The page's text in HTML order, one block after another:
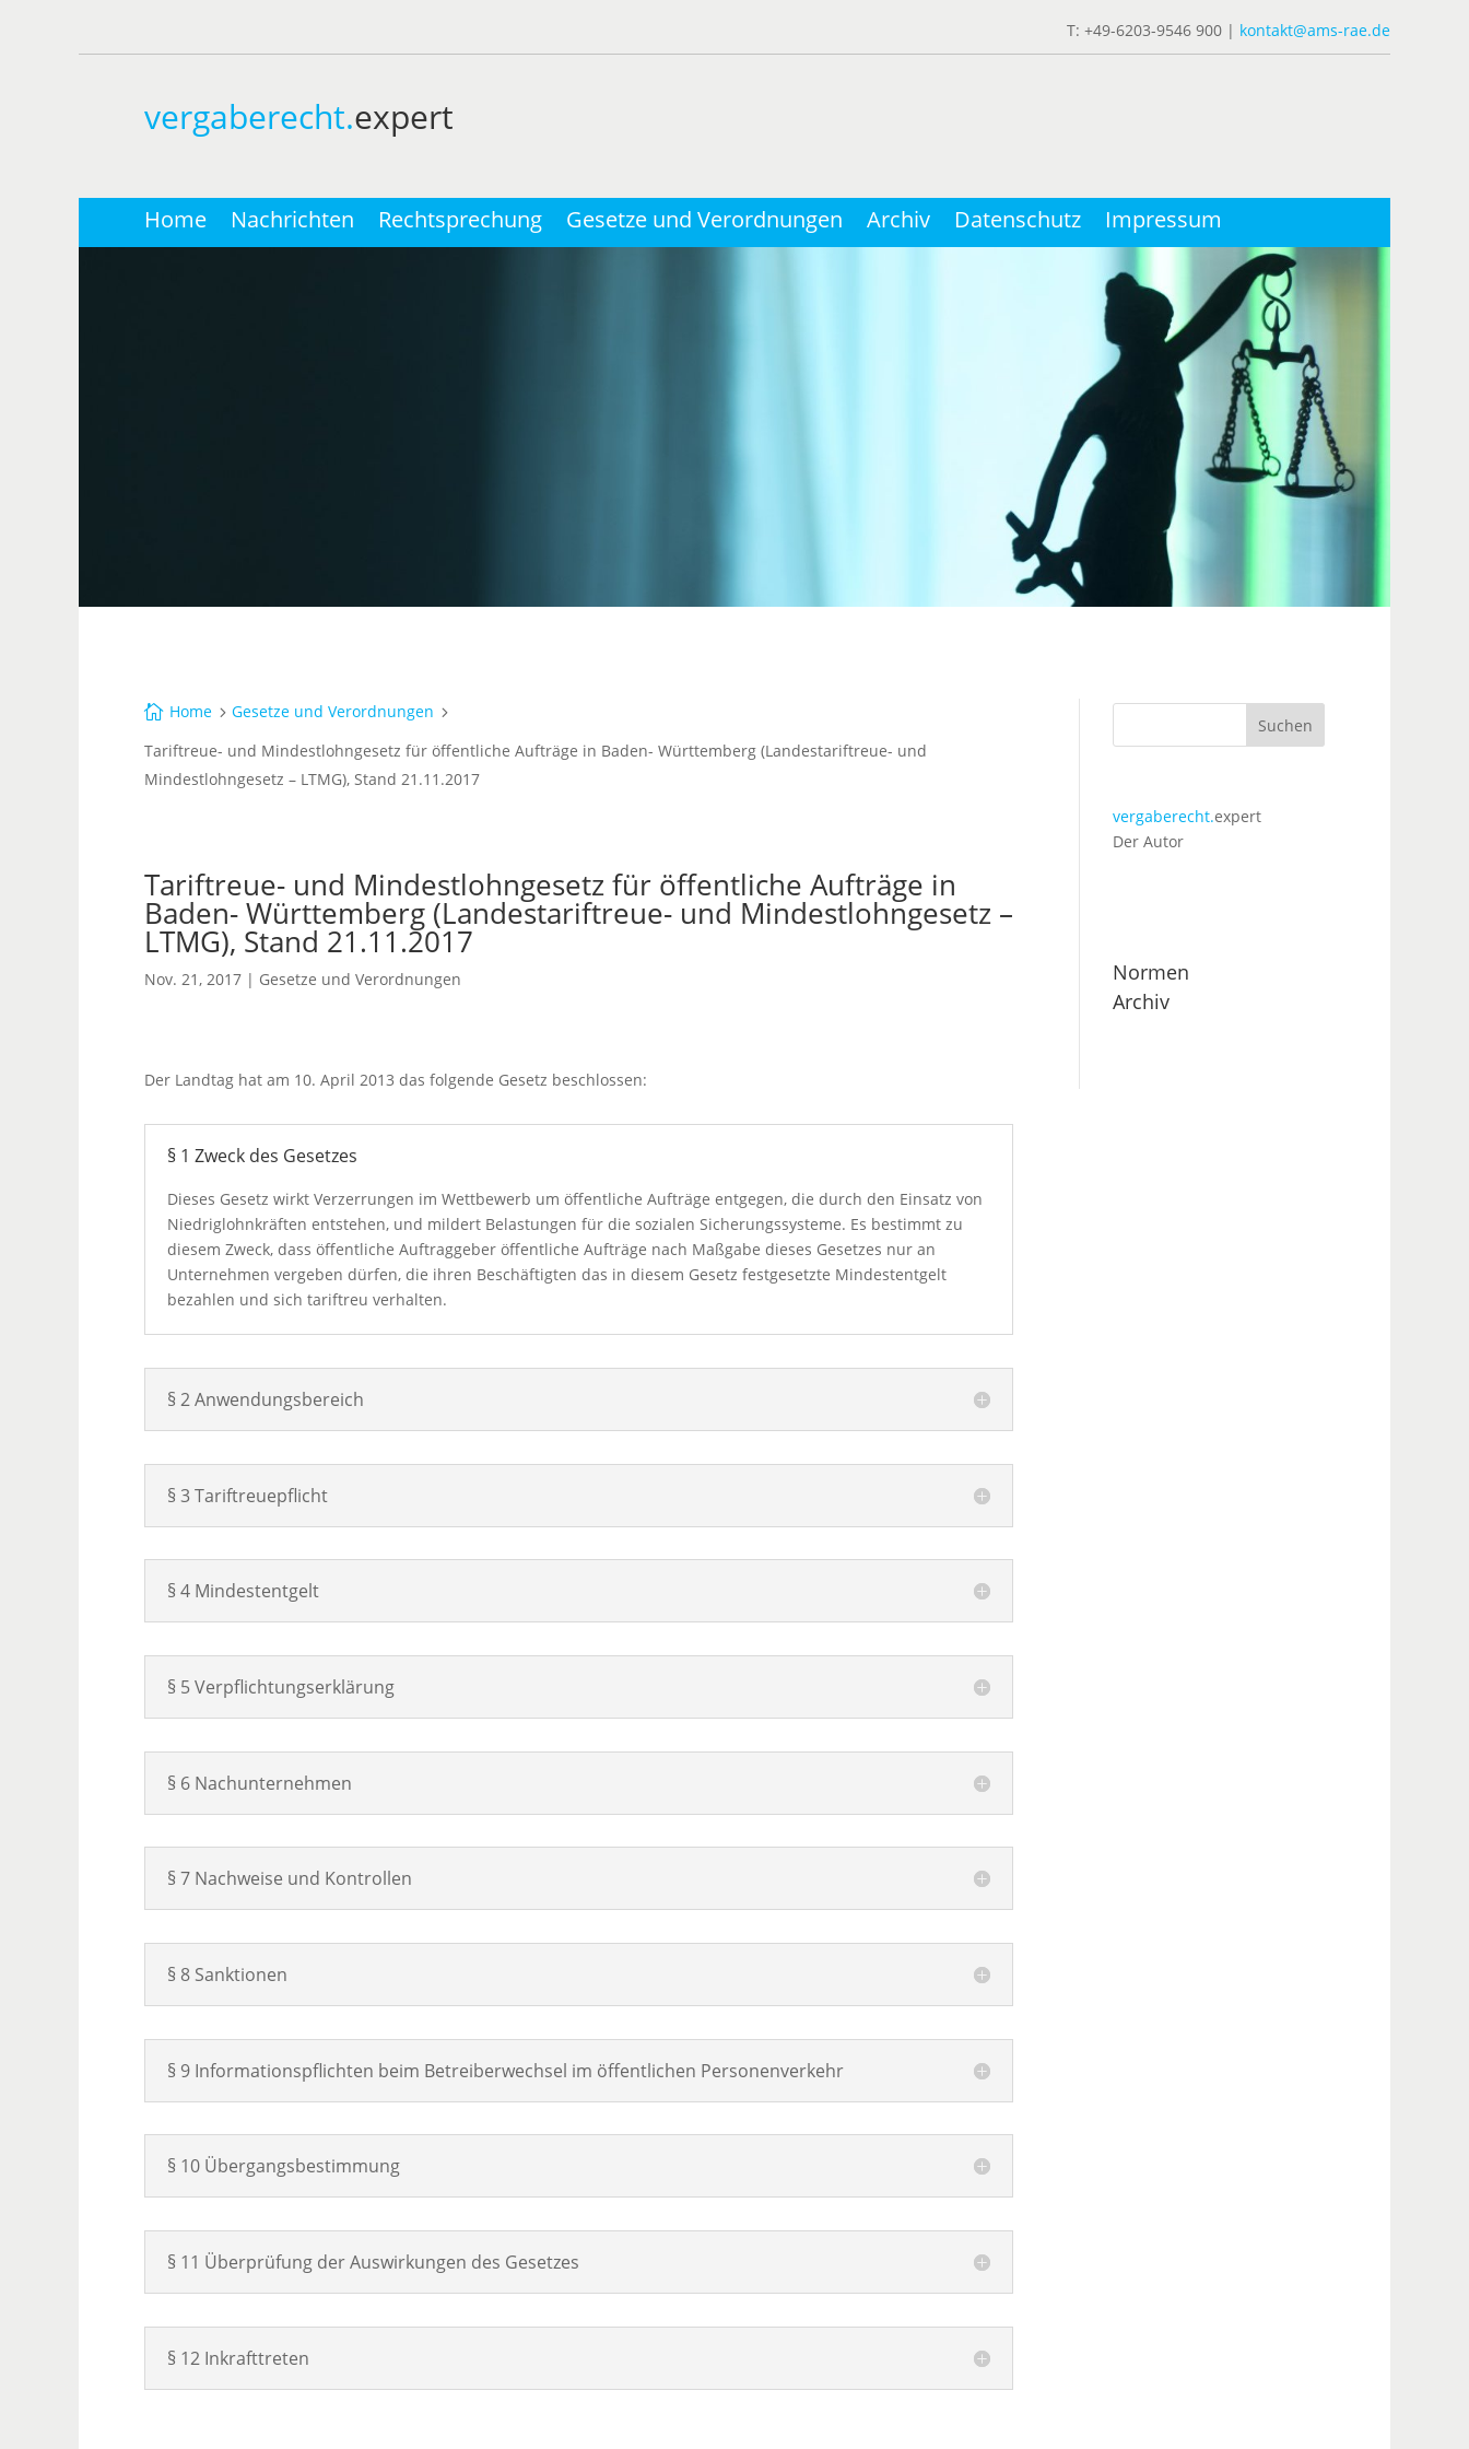
T: +49-6203-9546 900 | kontakt@ams-rae.de
vergaberecht.expert
Home Nachrichten Rechtsprechung Gesetze und Verordnungen Archiv Datenschutz Impressum
 Home 5 Gesetze und Verordnungen 5
Tariftreue- und Mindestlohngesetz für öffentliche Aufträge in Baden- Württemberg (Landestariftreue- und
Mindestlohngesetz – LTMG), Stand 21.11.2017
Tariftreue- und Mindestlohngesetz für öffentliche Aufträge in
Baden- Württemberg (Landestariftreue- und Mindestlohngesetz –
LTMG), Stand 21.11.2017
Nov. 21, 2017 | Gesetze und Verordnungen
Der Landtag hat am 10. April 2013 das folgende Gesetz beschlossen:
§ 1 Zweck des Gesetzes
Dieses Gesetz wirkt Verzerrungen im Wettbewerb um öffentliche Aufträge entgegen, die durch den Einsatz von
Niedriglohnkräften entstehen, und mildert Belastungen für die sozialen Sicherungssysteme. Es bestimmt zu
diesem Zweck, dass öffentliche Auftraggeber öffentliche Aufträge nach Maßgabe dieses Gesetzes nur an
Unternehmen vergeben dürfen, die ihren Beschäftigten das in diesem Gesetz festgesetzte Mindestentgelt
bezahlen und sich tariftreu verhalten.
§ 2 Anwendungsbereich
§ 3 Tariftreuepflicht
§ 4 Mindestentgelt
§ 5 Verpflichtungserklärung
§ 6 Nachunternehmen
§ 7 Nachweise und Kontrollen
§ 8 Sanktionen
§ 9 Informationspflichten beim Betreiberwechsel im öffentlichen Personenverkehr
§ 10 Übergangsbestimmung
§ 11 Überprüfung der Auswirkungen des Gesetzes
§ 12 Inkrafttreten
Suchen
vergaberecht.expert
Der Autor
Normen
Archiv